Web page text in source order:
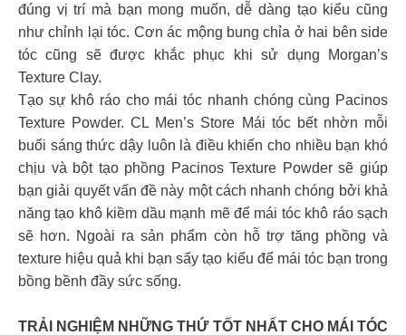
đúng vị trí mà bạn mong muốn, dễ dàng tạo kiểu cũng
như chỉnh lại tóc. Cơn ác mộng bung chỉa ở hai bên side
tóc cũng sẽ được khắc phục khi sử dụng Morgan’s
Texture Clay.
Tạo sự khô ráo cho mái tóc nhanh chóng cùng Pacinos
Texture Powder. CL Men’s Store Mái tóc bết nhờn mỗi
buổi sáng thức dậy luôn là điều khiến cho nhiều bạn khó
chịu và bột tạo phồng Pacinos Texture Powder sẽ giúp
bạn giải quyết vấn đề này một cách nhanh chóng bởi khả
năng tạo khô kiềm dầu mạnh mẽ để mái tóc khô ráo sạch
sẽ hơn. Ngoài ra sản phẩm còn hỗ trợ tăng phồng và
texture hiệu quả khi bạn sấy tạo kiểu để mái tóc bạn trong
bồng bềnh đầy sức sống.
TRẢI NGHIỆM NHỮNG THỨ TỐT NHẤT CHO MÁI TÓC